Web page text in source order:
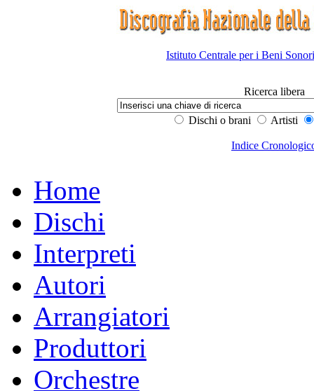
Istituto Centrale per i Beni
Ricerca libera
Dischi o brani Artisti
Indice
Home
Dischi
Interpreti
Autori
Arrangiatori
Produttori
Orchestre